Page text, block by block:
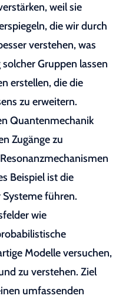
weil sie
die wir durch
verstehen, was
Gruppen lassen
erstellen, die die
zu erweitern.
Quantenmechanik
Zugänge zu
Beispiel ist die
führen.
wie
Modelle versuchen,
zu verstehen. Ziel
umfassenden